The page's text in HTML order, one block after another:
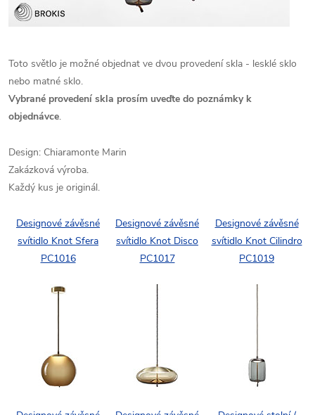
Toto světlo je možné objednat ve dvou provedení skla - lesklé sklo
nebo matné sklo.
Vybrané provedení skla prosím uveďte do poznámky k
objednávce.
Design: Chiaramonte Marin
Zakázková výroba.
Každý kus je originál.
Designové závěsné
svítidlo Knot Sfera
PC1016
Designové závěsné
svítidlo Knot Disco
PC1017
Designové závěsné
svítidlo Knot Cilindro
PC1019